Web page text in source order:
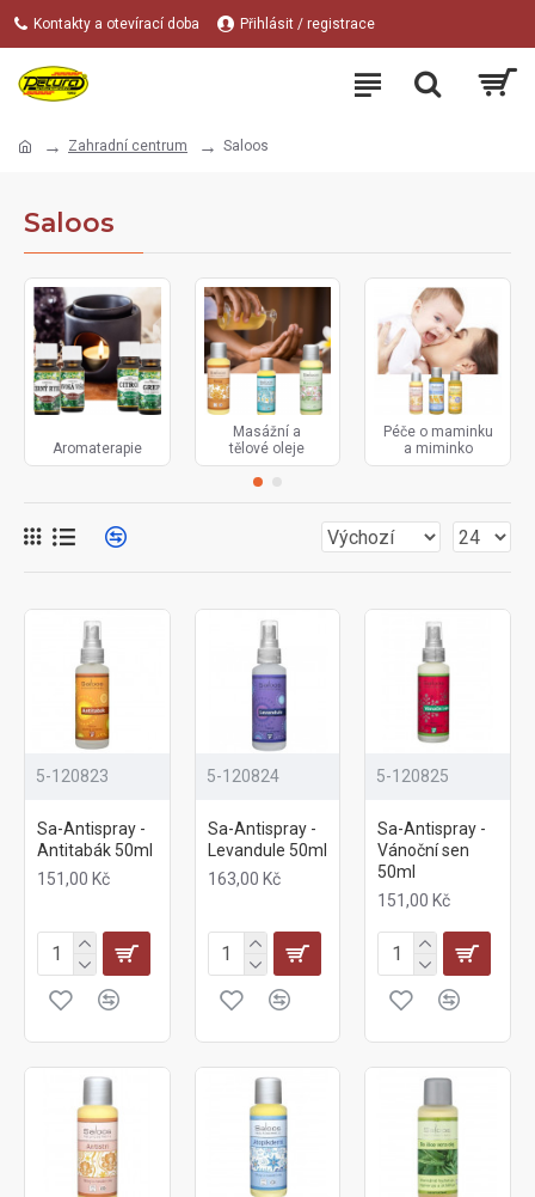
Kontakty a otevírací doba Přihlásit / registrace
Zahradní centrum Saloos
Saloos
Aromaterapie
Masážní a
tělové oleje
Péče o maminku
a miminko
5-120823
Sa-Antispray -
Antitabák 50ml
151,00 Kč
5-120824
Sa-Antispray -
Levandule 50ml
163,00 Kč
5-120825
Sa-Antispray -
Vánoční sen
50ml
151,00 Kč